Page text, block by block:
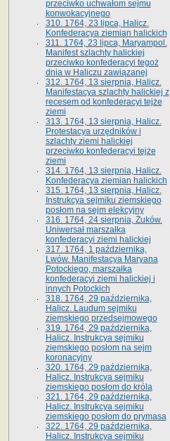
przeciwko uchwałom sejmu
konwokacyjnego
310. 1764, 23 lipca, Halicz.
Konfederacya ziemian halickich
311. 1764, 23 lipca, Maryampol.
Manifest szlachty halickiej
przeciwko konfederacyi tegoż
dnia w Haliczu zawiązanej
312. 1764, 13 sierpnia, Halicz.
Manifestacya szlachty halickiej z
recesem od konfederacyi tejże
ziemi
313. 1764, 13 sierpnia, Halicz.
Protestacya urzędników i
szlachty ziemi halickiej
przeciwko konfederacyi tejże
ziemi
314. 1764, 13 sierpnia, Halicz.
Konfederacya ziemian halickich
315. 1764, 13 sierpnia, Halicz.
Instrukcya sejmiku ziemskiego
posłom na sejm elekcyjny
316. 1764, 24 sierpnia, Żuków.
Uniwersał marszałka
konfederacyi ziemi halickiej
317. 1764, 1 października,
Lwów. Manifestacya Maryana
Potockiego, marszałka
konfederacyi ziemi halickiej i
innych Potockich
318. 1764, 29 października,
Halicz. Laudum sejmiku
ziemskiego przedsejmowego
319. 1764, 29 października,
Halicz. Instrukcya sejmiku
ziemskiego posłom na sejm
koronacyjny
320. 1764, 29 października,
Halicz. Instrukcya sejmiku
ziemskiego posłom do króla
321. 1764, 29 października,
Halicz. Instrukcya sejmiku
ziemskiego posłom do prymasa
322. 1764, 29 października,
Halicz. Instrukcya sejmiku